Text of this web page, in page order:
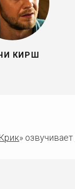
КИРШ
Крик» озвучивает